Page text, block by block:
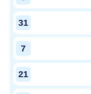
31
7
21